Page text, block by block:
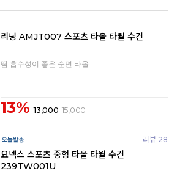
리닝 AMJT007 스포츠 타올 타월 수건
땀 흡수성이 좋은 순면 타올
13% 13,000 15,000
리뷰 28
요넥스 스포츠 중형 타올 타월 수건
239TW001U